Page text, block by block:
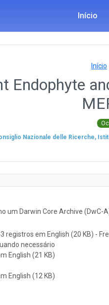
Início
Início
Endophyte
Nazionale delle Ricerche,
um Darwin Core Archive (DwC-
registros em English (20 KB) -
necessário
English (21 KB)
English (12 KB)